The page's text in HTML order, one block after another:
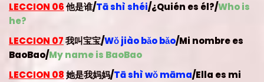
LECCION 06他是谁/Tā shì shéi/¿Quién es él?/Who is
he?
LECCION 07我叫宝宝/Wǒ jiào bǎo bǎo/Mi nombre es
BaoBao/My name is BaoBao
LECCION 08她是我妈妈/Tā shì wǒ māma/Ella es mi